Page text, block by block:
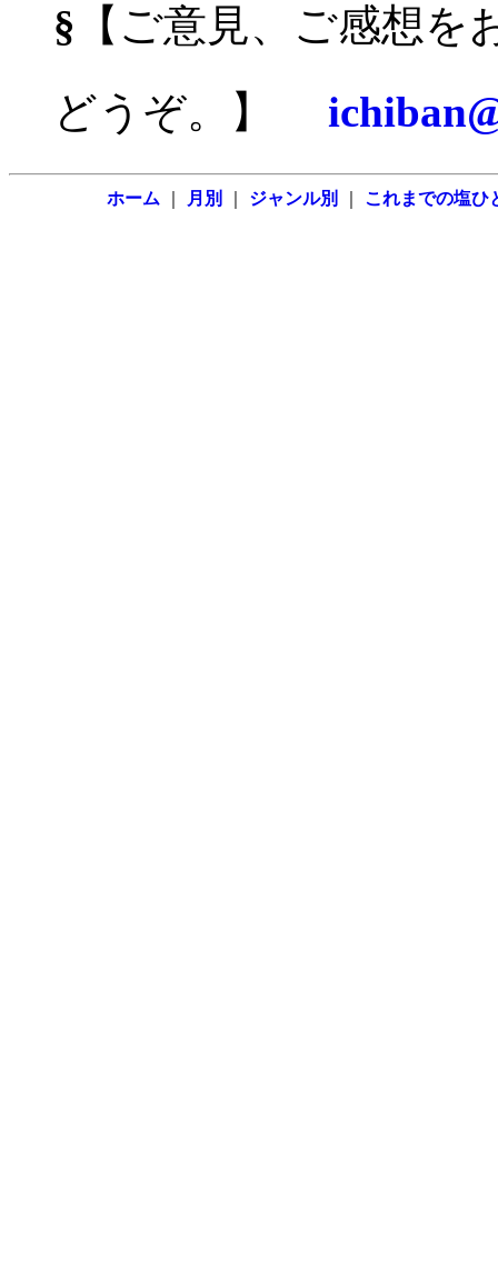
§ 【ご意見、ご感想
どうぞ。】
ホーム 月別 ジャンル別 これまでの塩ひ